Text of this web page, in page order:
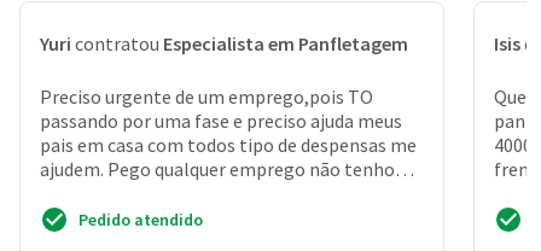
Yuri contratou Especialista em Panfletagem
Preciso urgente de um emprego,pois TO
passando por uma fase e preciso ajuda meus
pais em casa com todos tipo de despensas me
ajudem. Pego qualquer emprego não tenho
Pedido atendido
Isis
4000